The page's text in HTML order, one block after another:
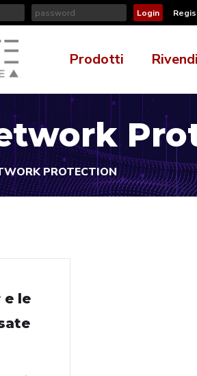
Prodotti
PROTECTION
e le